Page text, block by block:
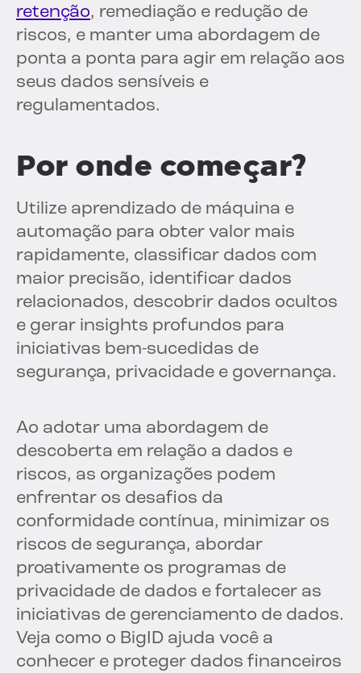
retenção, remediação e redução de
riscos, e manter uma abordagem de
ponta a ponta para agir em relação aos
seus dados sensíveis e
regulamentados.
Por onde começar?
Utilize aprendizado de máquina e
automação para obter valor mais
rapidamente, classificar dados com
maior precisão, identificar dados
relacionados, descobrir dados ocultos
e gerar insights profundos para
iniciativas bem-sucedidas de
segurança, privacidade e governança.
Ao adotar uma abordagem de
descoberta em relação a dados e
riscos, as organizações podem
enfrentar os desafios da
conformidade contínua, minimizar os
riscos de segurança, abordar
proativamente os programas de
privacidade de dados e fortalecer as
iniciativas de gerenciamento de dados.
Veja como o BigID ajuda você a
conhecer e proteger dados financeiros